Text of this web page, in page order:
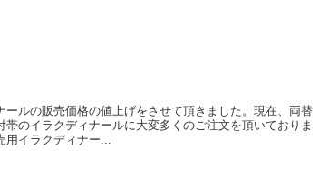
ルの販売価格の値上げをさせて頂きました。現在、両替
のイラクディナールに大変多くのご注文を頂いておりま
用イラクディナー...